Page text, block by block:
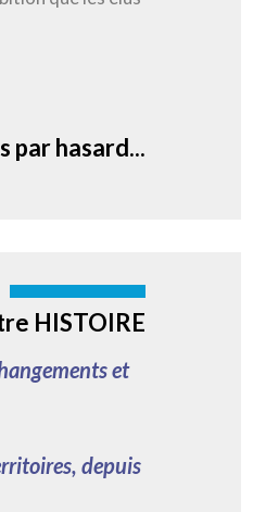
par hasard...
HISTOIRE
et
depuis